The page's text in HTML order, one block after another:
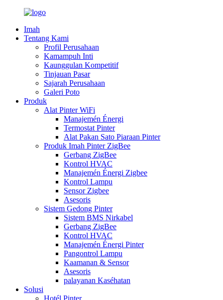
Imah
Tentang Kami
Profil Perusahaan
Kamampuh Inti
Kaunggulan Kompetitif
Tinjauan Pasar
Sajarah Perusahaan
Galeri Poto
Produk
Alat Pinter WiFi
Manajemén Énergi
Termostat Pinter
Alat Pakan Sato Piaraan Pinter
Produk Imah Pinter ZigBee
Gerbang ZigBee
Kontrol HVAC
Manajemén Énergi Zigbee
Kontrol Lampu
Sensor Zigbee
Asesoris
Sistem Gedong Pinter
Sistem BMS Nirkabel
Gerbang ZigBee
Kontrol HVAC
Manajemén Énergi Pinter
Pangontrol Lampu
Kaamanan & Sensor
Asesoris
palayanan Kaséhatan
Solusi
Hotél Pinter